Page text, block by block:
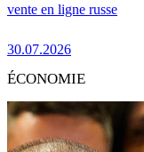
vente en ligne russe
30.07.2026
ÉCONOMIE